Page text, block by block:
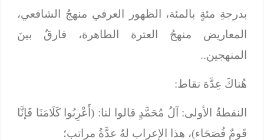
بدرجةِ مئةٍ بالمئة، الظهور العرفي منهجُ الشافعي،
المعاريض منهجُ العترة الطاهرة، فارقٌ بينَ
المنهجين..
هُناكَ عِدَّة نقاط:
النقطةُ الأولى: آلُ مُحَمَّدٍ قالوا لنا: (أَعْرِبُوا كَلَامَنَا فَإنَّا
قَومٌ فُصَحَاء)، هذا الإعراب لهُ عدَّةُ مراتب؛